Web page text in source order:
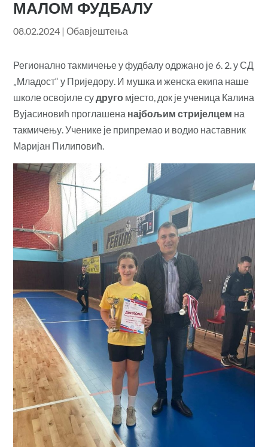
МАЛОМ ФУДБАЛУ
08.02.2024 |Обавјештења
Регионално такмичење у фудбалу одржано је 6. 2. у СД
„Младост“ у Приједору. И мушка и женска екипа наше
школе освојиле судруго мјесто, док је ученица Калина
Вујасиновић проглашена најбољим стријелцем на
такмичењу. Ученике је припремао и водио наставник
Маријан Пилиповић.